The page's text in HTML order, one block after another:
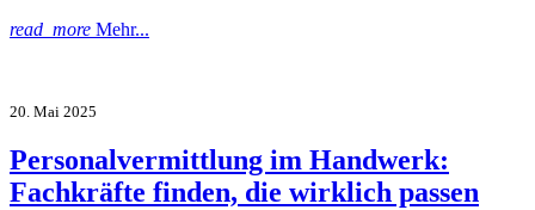
read_more Mehr...
20. Mai 2025
Personalvermittlung im Handwerk:
Fachkräfte finden, die wirklich passen